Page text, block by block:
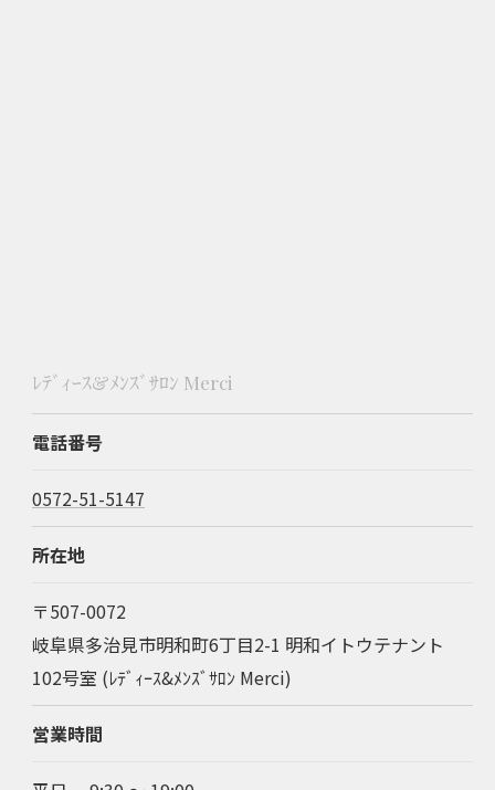
ﾚﾃﾞｨｰｽ&ﾒﾝｽﾞｻﾛﾝ Merci
電話番号
0572-51-5147
所在地
〒507-0072
岐阜県多治見市明和町6丁目2-1 明和イトウテナント
102号室 (ﾚﾃﾞｨｰｽ&ﾒﾝｽﾞｻﾛﾝ Merci)
営業時間